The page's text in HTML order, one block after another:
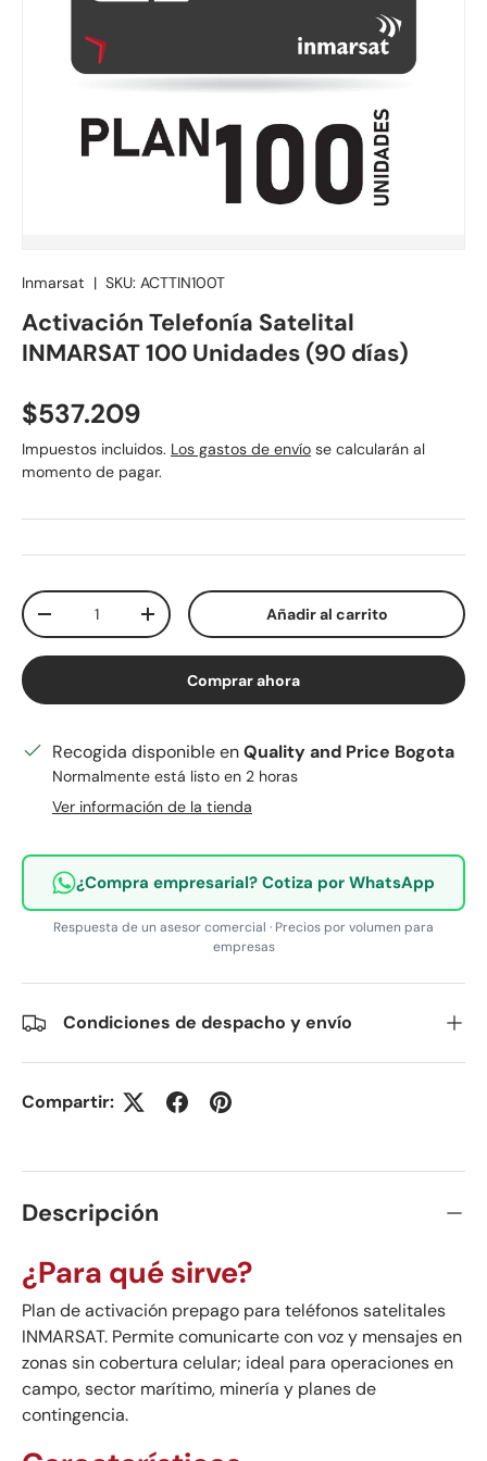
Inmarsat | SKU: ACTTIN100T
Activación Telefonía Satelital
INMARSAT 100 Unidades (90 días)
Precio normal
$537.209
Impuestos incluidos. Los gastos de envío se calcularán al
momento de pagar.
Cant.
Disminuir cantidadAumentar la cantidadAñadir al carrito
Comprar ahora
Recogida disponible enQuality and Price Bogota
Normalmente está listo en 2 horas
Ver información de la tienda
¿Compra empresarial? Cotiza por WhatsApp
Respuesta de un asesor comercial · Precios por volumen para
empresas
Condiciones de despacho y envío
Compartir:
Descripción
¿Para qué sirve?
Plan de activación prepago para teléfonos satelitales
INMARSAT. Permite comunicarte con voz y mensajes en
zonas sin cobertura celular; ideal para operaciones en
campo, sector marítimo, minería y planes de
contingencia.